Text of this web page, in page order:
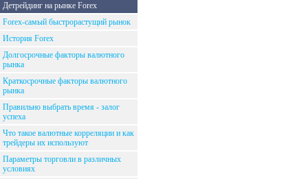
Детрейдинг на рынке Forex
Forex-самый быстрорастущий рынок
История Forex
Долгосрочные факторы валютного
рынка
Краткосрочные факторы валютного
рынка
Правильно выбрать время - залог
успеха
Что такое валютные корреляции и как
трейдеры их используют
Параметры торговли в различных
условиях